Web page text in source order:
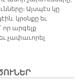
Այսպէս կը
կրօնքը եւ
արգելք
չափաւորել